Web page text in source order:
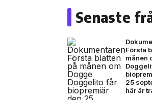
Senaste
Första
månen
25
här är